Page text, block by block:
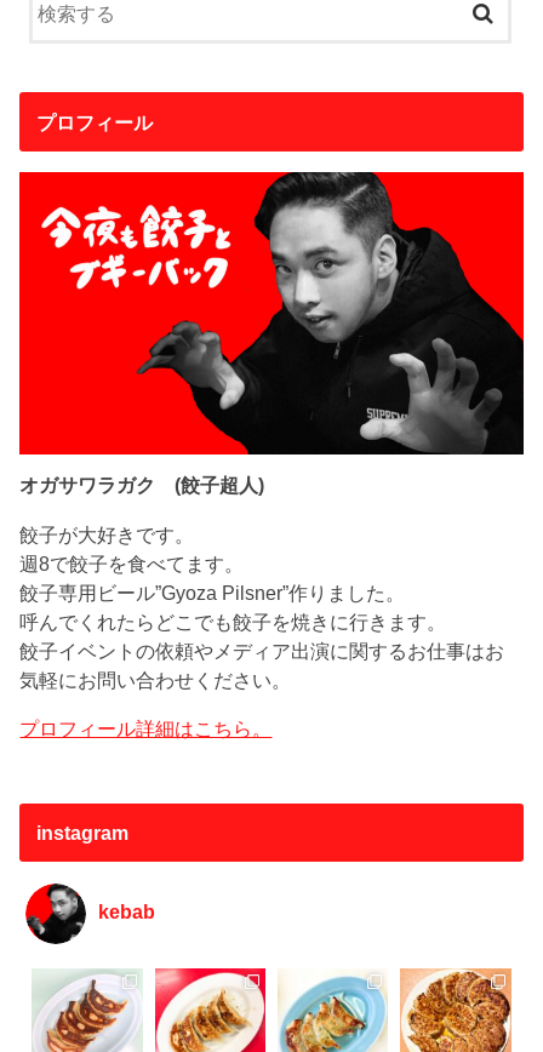
プロフィール
オガサワラガク (餃子超人)
餃子が大好きです。
週8で餃子を食べてます。
餃子専用ビール”Gyoza Pilsner”作りました。
呼んでくれたらどこでも餃子を焼きに行きます。
餃子イベントの依頼やメディア出演に関するお仕事はお
気軽にお問い合わせください。
プロフィール詳細はこちら。
instagram
kebab